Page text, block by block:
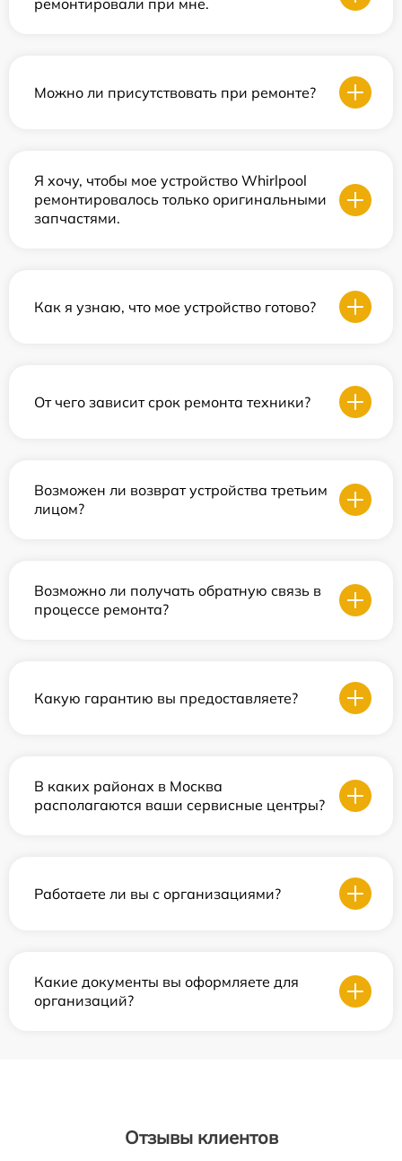
ремонтировали при мне.
Можно ли присутствовать при ремонте?
Я хочу, чтобы мое устройство Whirlpool
ремонтировалось только оригинальными
запчастями.
Как я узнаю, что мое устройство готово?
От чего зависит срок ремонта техники?
Возможен ли возврат устройства третьим
лицом?
Возможно ли получать обратную связь в
процессе ремонта?
Какую гарантию вы предоставляете?
В каких районах в Москва
располагаются ваши сервисные центры?
Работаете ли вы с организациями?
Какие документы вы оформляете для
организаций?
Отзывы клиентов